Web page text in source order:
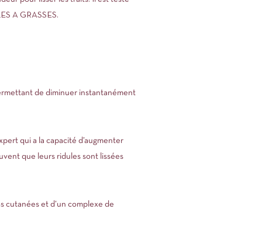
A GRASSES.
de diminuer instantanément
qui a la capacité d’augmenter
que leurs ridules sont lissées
cutanées et d’un complexe de